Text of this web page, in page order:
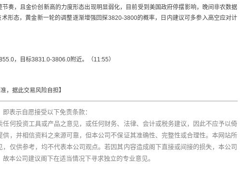
奏，且金价创新高的力度形态出现明显弱化，目前受到美国政府停摆影响，晚间非农数据
形态，黄金新一轮的调整逐渐增强回探3820-3800的概率，日内建议可多参入高空应对计
，目标3831.0-3806.0附近。（11:55）
，据此交易风险自担】
表示自愿接受以下免责条款：
何投资工具或产品之意见，或任何财务、法律、会计或税务建议，因此不应予以倚
，并相信资料之来源可靠，但本公司不保证其准确性、完整性或合理性。本网站所
仅供参考，均不代表本公司观点。若因其内容造成阁下直接或间接的损失，本公司
本公司建议阁下在适当情况下寻求独立的专业意见。